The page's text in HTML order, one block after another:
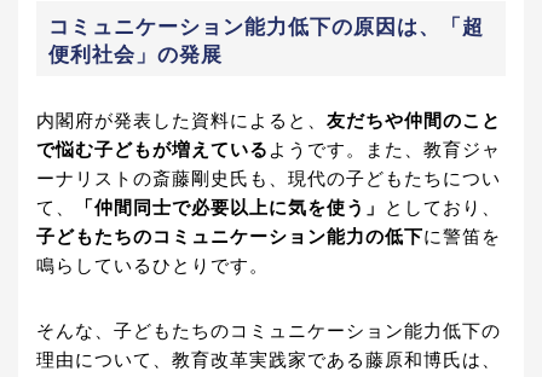
コミュニケーション能力低下の原因は、「超
便利社会」の発展
内閣府が発表した資料によると、 友だちや仲間のこと
で悩む子どもが増えている ようです。また、教育ジャ
ーナリストの斎藤剛史氏も、現代の子どもたちについ
て、
「仲間同士で必要以上に気を使う」
としており、
子どもたちのコミュニケーション能力の低下に警笛を
鳴らしているひとりです。
そんな、子どもたちのコミュニケーション能力低下の
理由について、教育改革実践家である藤原和博氏は、